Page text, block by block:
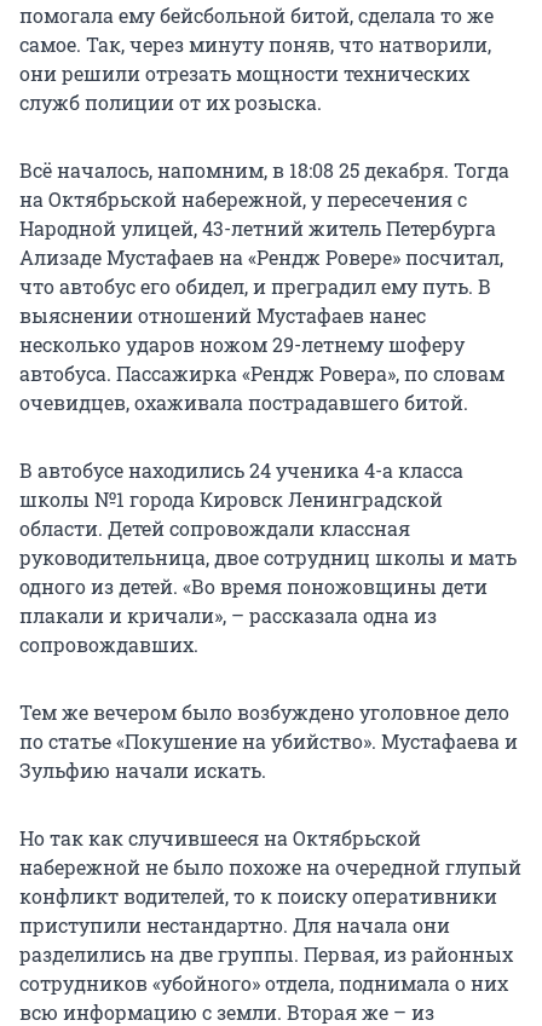
помогала ему бейсбольной битой, сделала то же
самое. Так, через минуту поняв, что натворили,
они решили отрезать мощности технических
служб полиции от их розыска.
Всё началось, напомним, в 18:08 25 декабря. Тогда
на Октябрьской набережной, у пересечения с
Народной улицей, 43-летний житель Петербурга
Ализаде Мустафаев на «Рендж Ровере» посчитал,
что автобус его обидел, и преградил ему путь. В
выяснении отношений Мустафаев нанес
несколько ударов ножом 29-летнему шоферу
автобуса. Пассажирка «Рендж Ровера», по словам
очевидцев, охаживала пострадавшего битой.
В автобусе находились 24 ученика 4-а класса
школы №1 города Кировск Ленинградской
области. Детей сопровождали классная
руководительница, двое сотрудниц школы и мать
одного из детей. «Во время поножовщины дети
плакали и кричали», – рассказала одна из
сопровождавших.
Тем же вечером было возбуждено уголовное дело
по статье «Покушение на убийство». Мустафаева и
Зульфию начали искать.
Но так как случившееся на Октябрьской
набережной не было похоже на очередной глупый
конфликт водителей, то к поиску оперативники
приступили нестандартно. Для начала они
разделились на две группы. Первая, из районных
сотрудников «убойного» отдела, поднимала о них
всю информацию с земли. Вторая же – из